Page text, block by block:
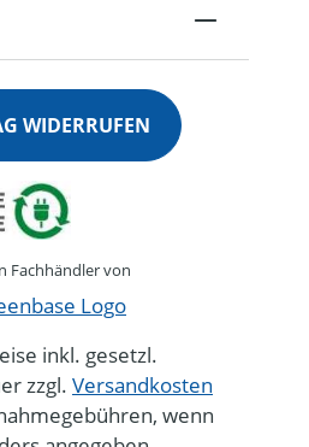
WIDERRUFEN
Fachhändler von
inkl. gesetzl.
zzgl. Versandkosten
wenn